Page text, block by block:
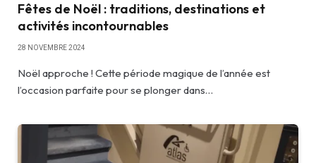
Fêtes de Noël : traditions, destinations et
activités incontournables
28 NOVEMBRE 2024
Noël approche ! Cette période magique de l’année est
l’occasion parfaite pour se plonger dans…